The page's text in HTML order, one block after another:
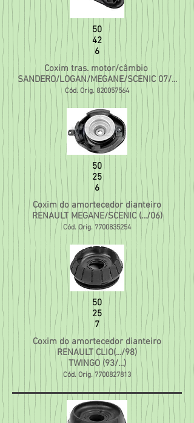
50
42
6
Coxim tras. motor/câmbio
SANDERO/LOGAN/MEGANE/SCENIC 07/...
Cód. Orig. 820057564
50
25
6
Coxim do amortecedor dianteiro
RENAULT MEGANE/SCENIC (.../06)
Cód. Orig. 7700835254
50
25
7
Coxim do amortecedor dianteiro
RENAULT CLIO(.../98)
TWINGO (93/...)
Cód. Orig.7700827813